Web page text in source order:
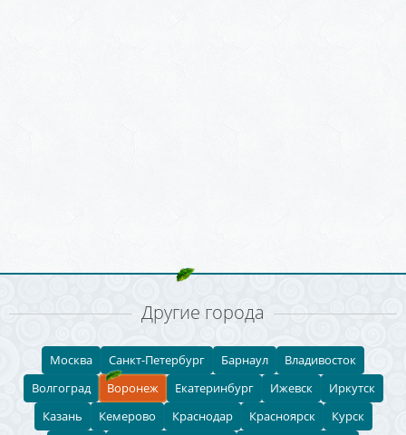
Другие города
Москва Санкт-Петербург Барнаул
Владивосток
Волгоград
Воронеж Екатеринбург Ижевск
Иркутск
Казань
Кемерово Краснодар Красноярск
Курск